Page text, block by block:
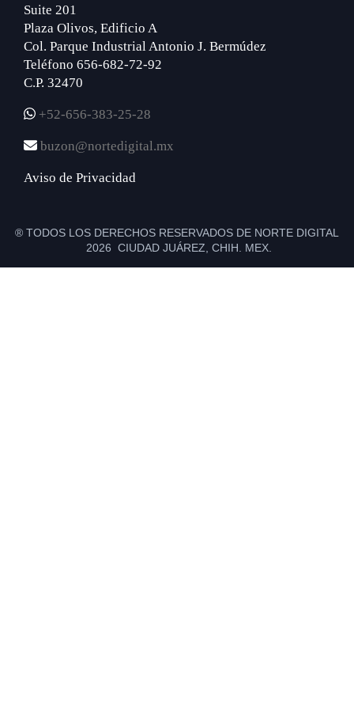
Suite 201
Plaza Olivos, Edificio A
Col. Parque Industrial Antonio J. Bermúdez
Teléfono 656-682-72-92
C.P. 32470
+52-656-383-25-28
buzon@nortedigital.mx
Aviso de Privacidad
® TODOS LOS DERECHOS RESERVADOS DE NORTE DIGITAL
2026 CIUDAD JUÁREZ, CHIH. MEX.